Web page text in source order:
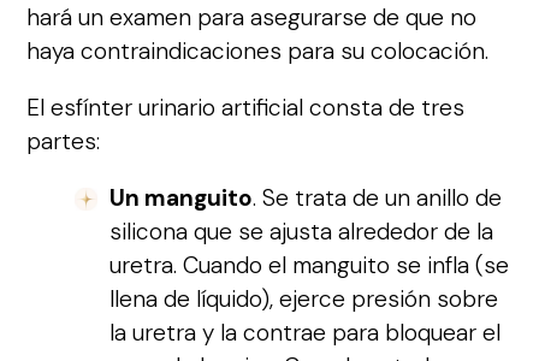
hará un examen para asegurarse de que no
haya contraindicaciones para su colocación.
El esfínter urinario artificial consta de tres
partes:
Un manguito. Se trata de un anillo de
silicona que se ajusta alrededor de la
uretra. Cuando el manguito se infla (se
llena de líquido), ejerce presión sobre
la uretra y la contrae para bloquear el